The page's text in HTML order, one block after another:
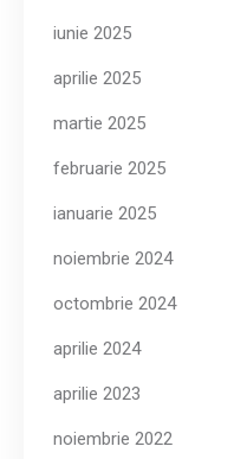
iunie 2025
aprilie 2025
martie 2025
februarie 2025
ianuarie 2025
noiembrie 2024
octombrie 2024
aprilie 2024
aprilie 2023
noiembrie 2022